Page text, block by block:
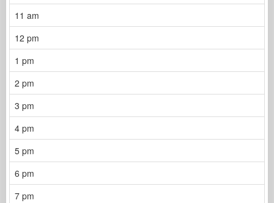
11 am
12 pm
1 pm
2 pm
3 pm
4 pm
5 pm
6 pm
7 pm